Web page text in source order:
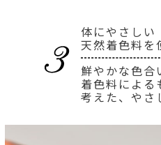
体にやさしい
天然着色料を
鮮やかな色合
着色料による
考えた、やさ